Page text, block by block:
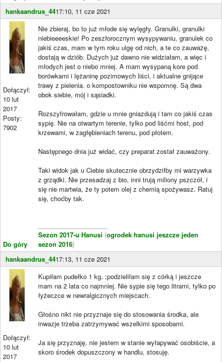
hankaandrus_4417:10, 11 cze 2021
Dołączył:
10 lut
2017
Posty:
7902
Do góry
Nie zbieraj, bo to już młode się wylęgły. Granulki, granulki
niebieeeeskie! Po zeszłorocznym wysypywaniu, granulek co
jakiś czas, mam w tym roku ulgę od nich, a te co zauważę,
dostają w dziób. Dużych już dawno nie widziałam, a więc i
młodych jest o niebo mniej. A mam wysypaną kore pod
borówkami i lężaninę pozimowych liści, i aktualne gnijące
trawy z pielenia. o kompostowniku nie wspomnę. Są dwa
obok siebie, mój i sąsiadki.
Rozszyfrowałam, gdzie u mnie gniazdują i tam co jakiś czas
sypię. Nie na otwartym terenie, tylko pod liśćmi host, pod
krzewami, w zagłębieniach terenu, pod płotem.
Następnego dnia już widać, czy preparat został zauważony.
Taki widok jak u Ciebie skutecznie obrzydziłby mi warzywka
z grządki. Nie przesadzaj z bio, inni trują miliony pszczół, i
się nie martwia, że ty potem olej z chemią spożywasz. Ratuj
się, choćby tak.
Sezon 2017-u Hanusi {ogrodek hanusi jeszcze jeden
sezon 2016}
hankaandrus_4417:13, 11 cze 2021
Dołączył:
10 lut
2017
Kupiłam pudełko 1 kg, ;podzieliłam się z córką i jeszcze
mam na 2 lata co najmniej. Nie sypie się tego litrami, tylko po
łyżeczce w newralgicznych miejscach.
Głośno nikt nie przyznaje się do stosowania środka, ale
inwazje trzeba zatrzymywać wszelkimi sposobami.
Ja się przyznaję, nie jestem w stanie wyłapywać osobiście, a
skoro środek dopuszczony w handlu, stosuję.